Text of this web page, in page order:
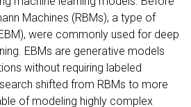
Machines (RBMs), a type of
were commonly used for deep
EBMs are generative models
without requiring labeled
shifted from RBMs to more
of modeling highly complex